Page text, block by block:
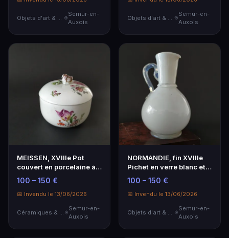
Objets d'art & Curiosités
Semur-en-
Auxois
Objets d'art & Curiosités
Semur-en-
Auxois
MEISSEN, XVIIIe Pot
couvert en porcelaine à
décor de jetées …
100 – 150 €
📅 Invendu le 13/06/2026
Céramiques & Porcelaine
Semur-en-
Auxois
NORMANDIE, fin XVIIIe
Pichet en verre blanc et
translucide A…
100 – 150 €
📅 Invendu le 13/06/2026
Objets d'art & Curiosités
Semur-en-
Auxois